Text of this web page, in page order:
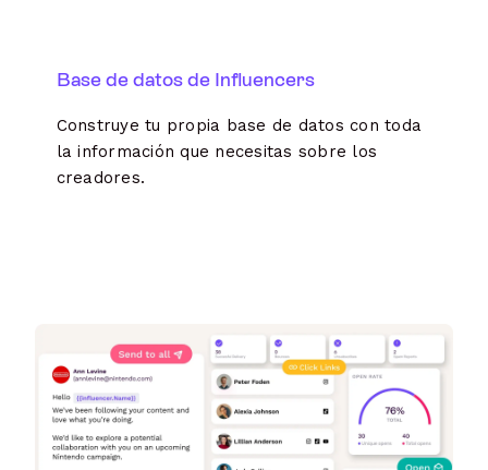
Base de datos de Influencers
Construye tu propia base de datos con toda
la información que necesitas sobre los
creadores.